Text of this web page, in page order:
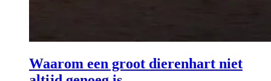
Waarom een groot dierenhart niet